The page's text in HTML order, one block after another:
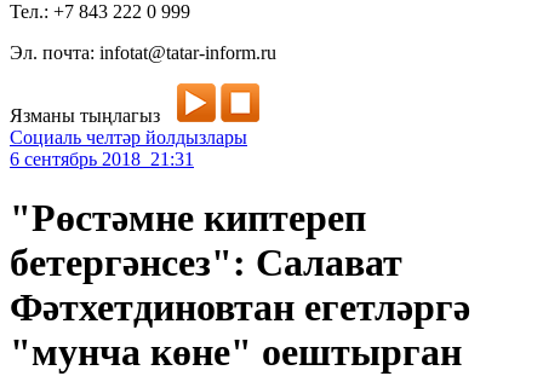
Тел.: +7 843 222 0 999
Эл. почта: infotat@tatar-inform.ru
Язманы тыңлагыз
Социаль челтәр йолдызлары
6 сентябрь 2018 21:31
"Рөстәмне киптереп
бетергәнсез": Салават
Фәтхетдиновтан егетләргә
"мунча көне" оештырган